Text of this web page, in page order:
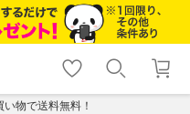
shopping_cart lock_outline
ログイン
物で送料無料！